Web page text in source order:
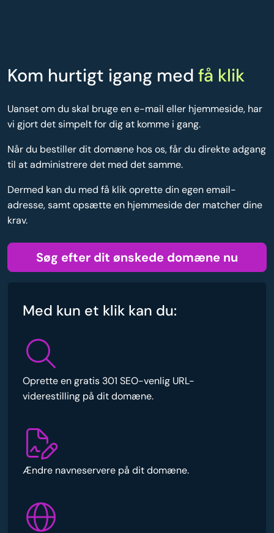
Kom hurtigt igang med få klik
Uanset om du skal bruge en e-mail eller hjemmeside, har
vi gjort det simpelt for dig at komme i gang.
Når du bestiller dit domæne hos os, får du direkte adgang
til at administrere det med det samme.
Dermed kan du med få klik oprette din egen email-
adresse, samt opsætte en hjemmeside der matcher dine
krav.
Søg efter dit ønskede domæne nu
Med kun et klik kan du:
Oprette en gratis 301 SEO-venlig URL-
viderestilling på dit domæne.
Ændre navneservere på dit domæne.